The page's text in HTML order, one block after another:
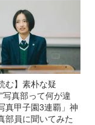
む】素朴な疑
真部って何が違
甲子園3連覇」神
部員に聞いてみた